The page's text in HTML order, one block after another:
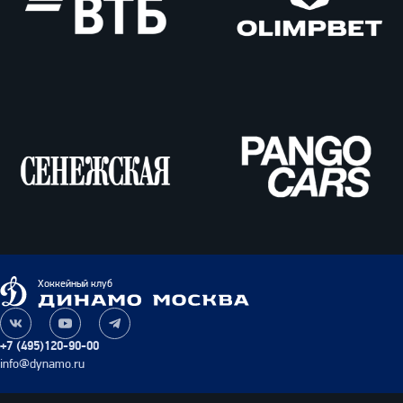
Cars
Динамо
Москва
Хоккейный клуб
+7 (495)120-90-00
info@dynamo.ru
Наша
группа
ВКонтакте
Наш
канал
на
Наш
канал